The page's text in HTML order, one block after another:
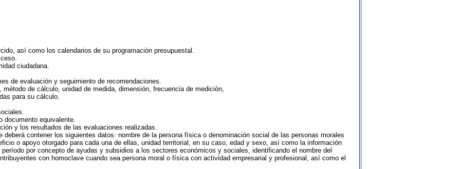
así como los calendarios de su programación presupuestal.
ciudadana.
de evaluación y seguimiento de recomendaciones.
método de cálculo, unidad de medida, dimensión, frecuencia de medición,
para su cálculo.
documento equivalente.
y los resultados de las evaluaciones realizadas.
deberá contener los siguientes datos: nombre de la persona física o denominación social de las personas morales
o apoyo otorgado para cada una de ellas, unidad territorial, en su caso, edad y sexo, así como la información
por concepto de ayudas y subsidios a los sectores económicos y sociales, identificando el nombre del
con homoclave cuando sea persona moral o física con actividad empresarial y profesional, así como el